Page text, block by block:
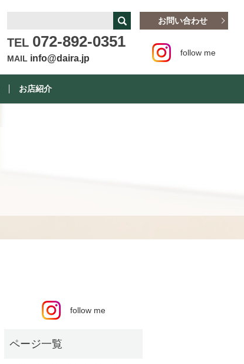
TEL 072-892-0351
MAIL info@daira.jp
お問い合わせ
follow me
お店紹介
follow me